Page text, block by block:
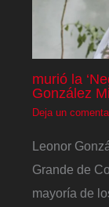
murió la
González
Deja un
Leonor
Grande de
mayoría de